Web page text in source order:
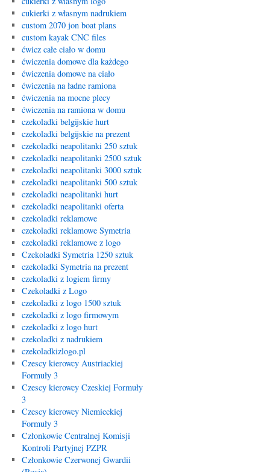
cukierki z własnym nadrukiem
custom 2070 jon boat plans
custom kayak CNC files
ćwicz całe ciało w domu
ćwiczenia domowe dla każdego
ćwiczenia domowe na ciało
ćwiczenia na ładne ramiona
ćwiczenia na mocne plecy
ćwiczenia na ramiona w domu
czekoladki belgijskie hurt
czekoladki belgijskie na prezent
czekoladki neapolitanki 250 sztuk
czekoladki neapolitanki 2500 sztuk
czekoladki neapolitanki 3000 sztuk
czekoladki neapolitanki 500 sztuk
czekoladki neapolitanki hurt
czekoladki neapolitanki oferta
czekoladki reklamowe
czekoladki reklamowe Symetria
czekoladki reklamowe z logo
Czekoladki Symetria 1250 sztuk
czekoladki Symetria na prezent
czekoladki z logiem firmy
Czekoladki z Logo
czekoladki z logo 1500 sztuk
czekoladki z logo firmowym
czekoladki z logo hurt
czekoladki z nadrukiem
czekoladkizlogo.pl
Czescy kierowcy Austriackiej
Formuły 3
Czescy kierowcy Czeskiej Formuły
3
Czescy kierowcy Niemieckiej
Formuły 3
Członkowie Centralnej Komisji
Kontroli Partyjnej PZPR
Członkowie Czerwonej Gwardii